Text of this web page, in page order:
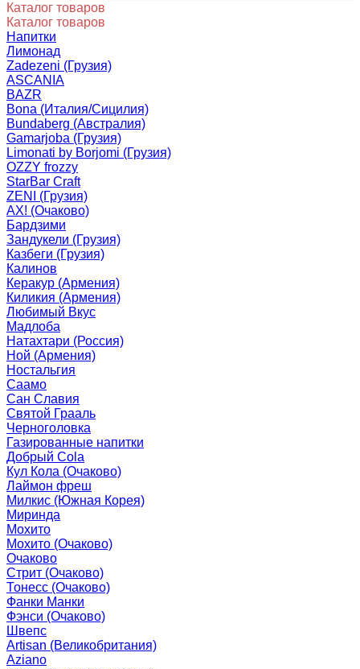
Каталог товаров
Каталог товаров
Напитки
Лимонад
Zadezeni (Грузия)
ASCANIA
BAZR
Bona (Италия/Сицилия)
Bundaberg (Австралия)
Gamarjoba (Грузия)
Limonati by Borjomi (Грузия)
OZZY frozzy
StarBar Craft
ZENI (Грузия)
АХ! (Очаково)
Бардзими
Зандукели (Грузия)
Казбеги (Грузия)
Калинов
Керакур (Армения)
Киликия (Армения)
Любимый Вкус
Мадлоба
Натахтари (Россия)
Ной (Армения)
Ностальгия
Саамо
Сан Славия
Святой Грааль
Черноголовка
Газированные напитки
Добрый Cola
Кул Кола (Очаково)
Лаймон фреш
Милкис (Южная Корея)
Миринда
Мохито
Мохито (Очаково)
Очаково
Стрит (Очаково)
Тонесс (Очаково)
Фанки Манки
Фэнси (Очаково)
Швепс
Artisan (Великобритания)
Aziano